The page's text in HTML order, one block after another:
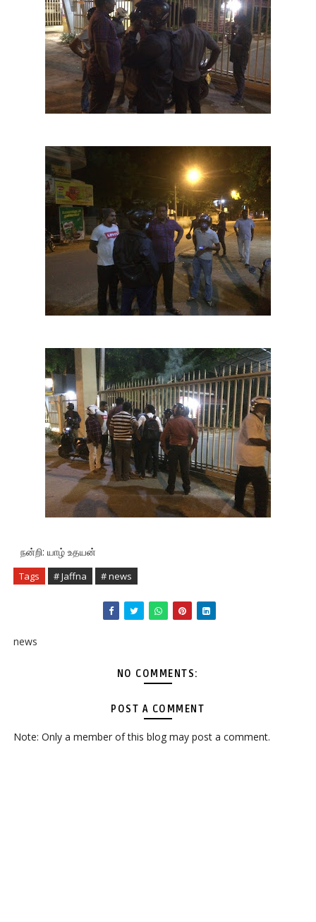
நன்றி: யாழ் உதயன்
Tags # Jaffna # news
news
NO COMMENTS:
POST A COMMENT
Note: Only a member of this blog may post a comment.